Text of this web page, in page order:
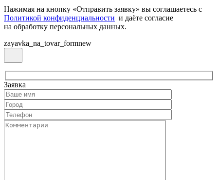
Нажимая на кнопку «Отправить заявку» вы соглашаетесь с
Политикой конфиденциальности и даёте согласие
на обработку персональных данных.
zayavka_na_tovar_formnew
Заявка